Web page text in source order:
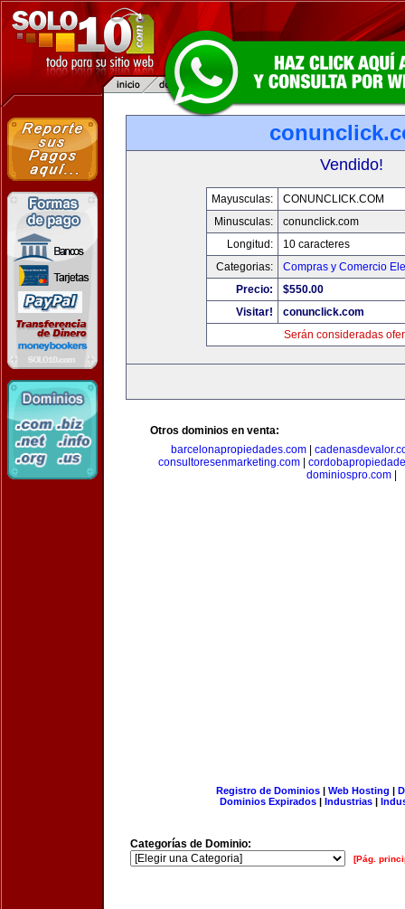
Vendido!
Mayusculas:
CONUNCLICK.COM
Minusculas:
conunclick.com
Longitud:
10 caracteres
Categorias:
Compras y Comercio
Precio:
$550.00
Visitar!
conunclick.com
Serán consideradas
Otros dominios en venta:
barcelonapropiedades.com|
consultoresenmarketing.com
dominiospro.com
Registro de Dominios| Web Hosting |
Dominios Expirados | Industrias |
Categorías de Dominio:
[Pág.